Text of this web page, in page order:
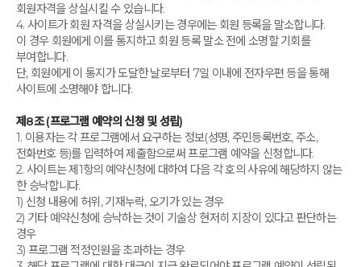
회원자격을 상실시킬 수 있습니다.
4. 사이트가 회원 자격을 상실시키는 경우에는 회원 등록을 말소합니다.
이 경우 회원에게 이를 통지하고 회원 등록 말소 전에 소명할 기회를
부여합니다.
단, 회원에게 이 통지가 도달한 날로부터 7일 이내에 전자우편 등을 통해
사이트에 소명해야 합니다.
제8조 (프로그램 예약의 신청 및 성립)
1. 이용자는 각 프로그램에서 요구하는 정보(성명, 주민등록번호, 주소,
전화번호 등)를 입력하여 제출함으로써 프로그램 예약을 신청합니다.
2. 사이트는 제1항의 예약신청에 대하여 다음 각 호의 사유에 해당하지 않는
한 승낙합니다.
1) 신청 내용에 허위, 기재누락, 오기가 있는 경우
2) 기타 예약신청에 승낙하는 것이 기술상 현저히 지장이 있다고 판단하는
경우
3) 프로그램 적정인원을 초과하는 경우